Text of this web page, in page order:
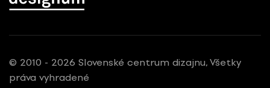
© 2010 - 2026 Slovenské centrum dizajnu, Všetky
práva vyhradené